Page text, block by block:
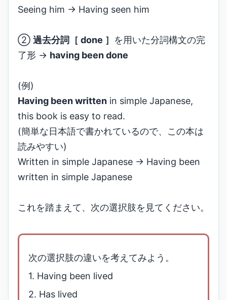
Seeing him → Having seen him
② 過去分詞［ done ］ を用いた分詞構文の完
了形 → having been done
(例)
Having been written in simple Japanese,
this book is easy to read.
(簡単な日本語で書かれているので、この本は
読みやすい)
Written in simple Japanese → Having been
written in simple Japanese
これを踏まえて、次の選択肢を見てください。
次の選択肢の違いを考えてみよう。
1. Having been lived
2. Has lived